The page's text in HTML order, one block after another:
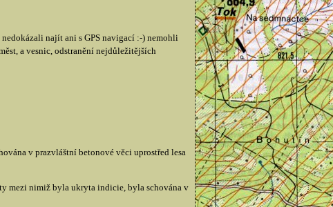
najít ani s GPS navigací :-) nemohli
a vesnic, odstranění nejdůležitějších
v prazvláštní betonové věci uprostřed lesa
mezi nimiž byla ukryta indicie, byla schována v